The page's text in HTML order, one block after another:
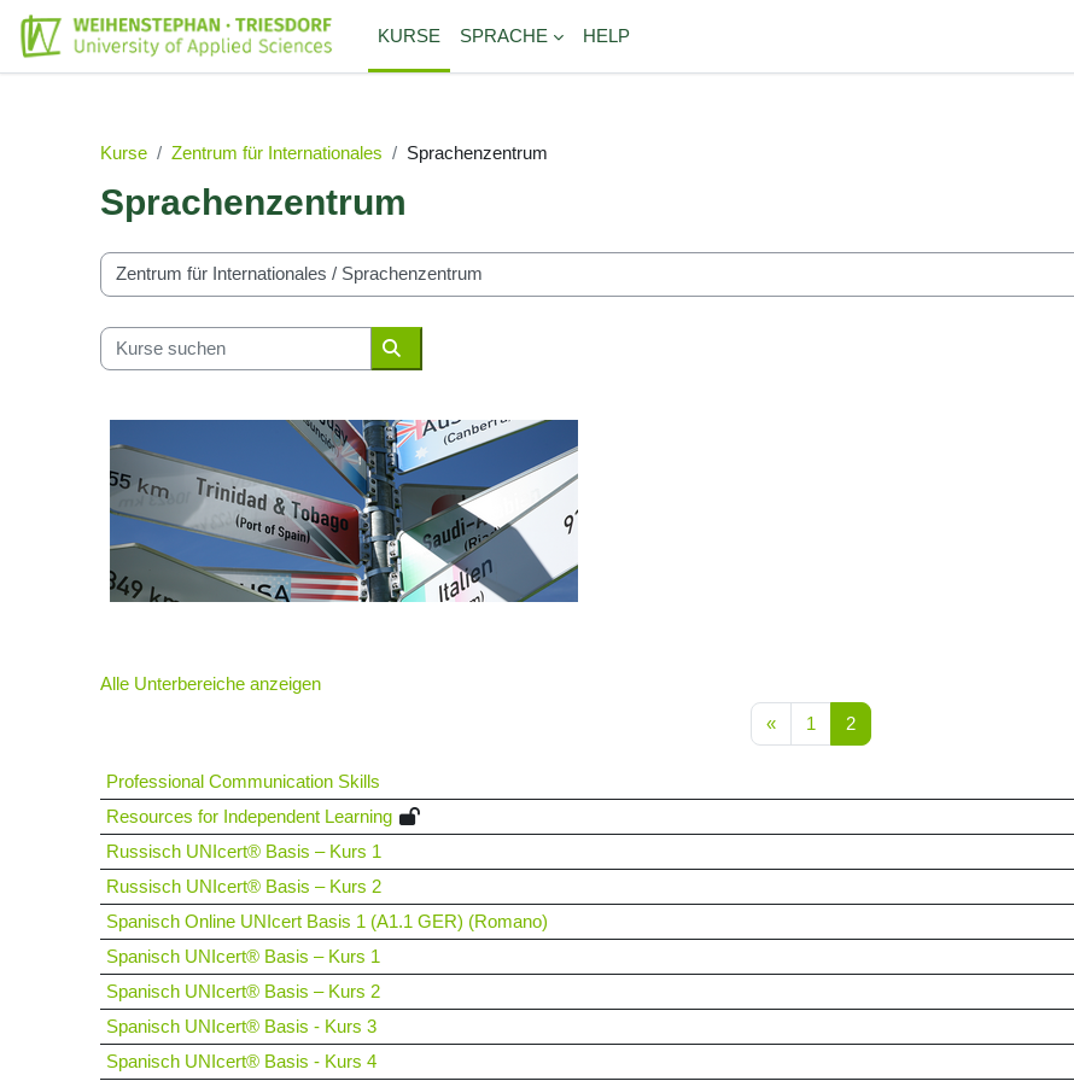
Zum Hauptinhalt
KURSE
SPRACHE HELP
Kurse Zentrum für Internationales Sprachenzentrum
Sprachenzentrum
Kursbereiche
Kurse suchen
Kurse suchen
Alle Unterbereiche anzeigen
«Vorherige Seite
1 Seite 1
2Seite 2
Professional Communication Skills
Resources for Independent Learning
Russisch UNIcert® Basis – Kurs 1
Russisch UNIcert® Basis – Kurs 2
Spanisch Online UNIcert Basis 1 (A1.1 GER) (Romano)
Spanisch UNIcert® Basis – Kurs 1
Spanisch UNIcert® Basis – Kurs 2
Spanisch UNIcert® Basis - Kurs 3
Spanisch UNIcert® Basis - Kurs 4